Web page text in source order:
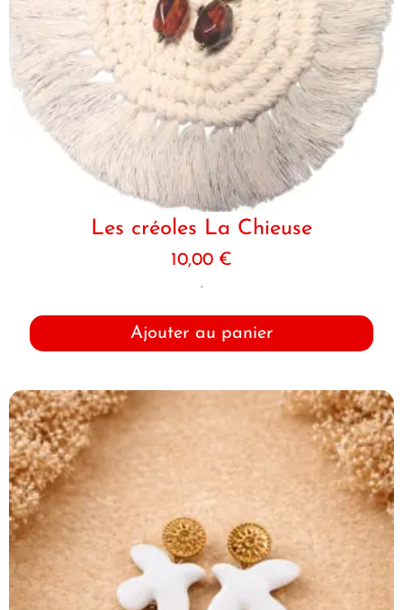
Les créoles La Chieuse
10,00 €
.
Ajouter au panier